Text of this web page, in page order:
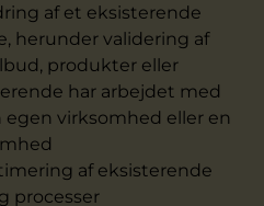
af et eksisterende
herunder validering af
produkter eller
har arbejdet med
virksomhed eller en
af eksisterende
processer